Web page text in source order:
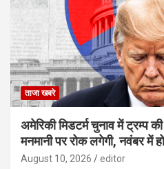
ताजा खबरे
अमेरिकी मिडटर्म चुनाव में ट्रम्प
मनमानी पर रोक लगेगी, नवंबर में
August 10, 2026 editor